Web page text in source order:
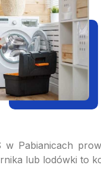
w Pabianicach
lub lodówki to